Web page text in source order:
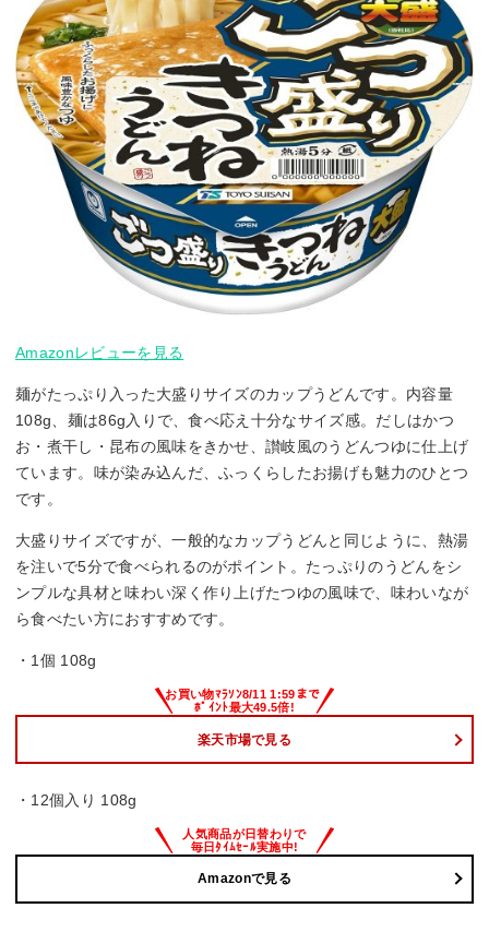
Amazonレビューを見る
麺がたっぷり入った大盛りサイズのカップうどんです。内容量
108g、麺は86g入りで、食べ応え十分なサイズ感。だしはかつ
お・煮干し・昆布の風味をきかせ、讃岐風のうどんつゆに仕上げ
ています。味が染み込んだ、ふっくらしたお揚げも魅力のひとつ
です。
大盛りサイズですが、一般的なカップうどんと同じように、熱湯
を注いで5分で食べられるのがポイント。たっぷりのうどんをシ
ンプルな具材と味わい深く作り上げたつゆの風味で、味わいなが
ら食べたい方におすすめです。
・1個 108g
楽天市場で見る
・12個入り 108g
Amazonで見る